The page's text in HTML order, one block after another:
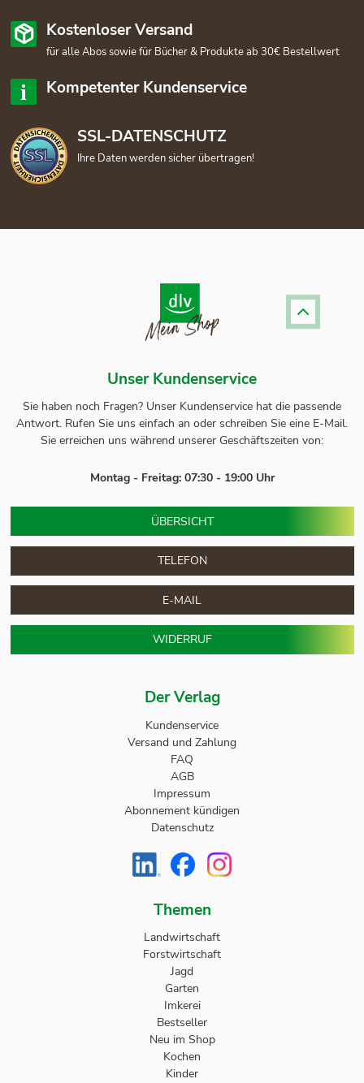
Kostenloser Versand
für alle Abos sowie für Bücher & Produkte ab 30€ Bestellwert
Kompetenter Kundenservice
SSL-DATENSCHUTZ
Ihre Daten werden sicher übertragen!
Der Verlag
Kundenservice
Versand und Zahlung
FAQ
AGB
Impressum
Abonnement kündigen
Datenschutz
Themen
Landwirtschaft
Forstwirtschaft
Jagd
Garten
Imkerei
Bestseller
Neu im Shop
Kochen
Kinder
Unser Kundenservice
Sie haben noch Fragen? Unser Kundenservice hat die passende
Antwort. Rufen Sie uns einfach an oder schreiben Sie eine E-Mail.
Sie erreichen uns während unserer Geschäftszeiten von:
Montag - Freitag: 07:30 - 19:00 Uhr
ÜBERSICHT
TELEFON
E-MAIL
WIDERRUF